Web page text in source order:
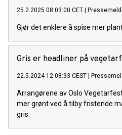
25.2.2025 08:03:00 CET |
Gjør det enklere å spise mer
Gris er headliner på
22.5.2024 12:08:33 CEST |
Arrangørene av Oslo
mer grønt ved å tilby fristende
gris.